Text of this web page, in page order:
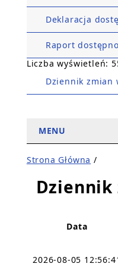
Deklaracja
Raport
Liczba wyświetleń:
Dziennik zmian
MENU
Strona Główna /
Dziennik
Data
2026-08-05